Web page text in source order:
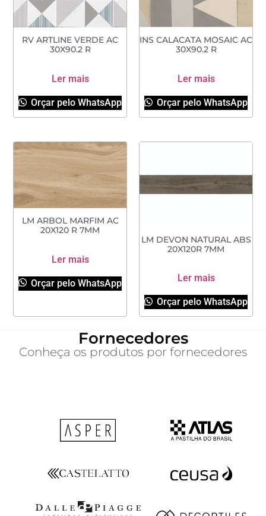
RV ARTLINE VERDE AC
30X90.2 R
Ler mais
Orçar pelo WhatsApp
INS CALACATA MOSAIC AC
30X90.2 R
Ler mais
Orçar pelo WhatsApp
LM ARBOL MARFIM AC
20X120 R 7MM
Ler mais
Orçar pelo WhatsApp
LM DEVON NATURAL ABS
20X120R 7MM
Ler mais
Orçar pelo WhatsApp
Fornecedores
Conheça os produtos por fornecedores